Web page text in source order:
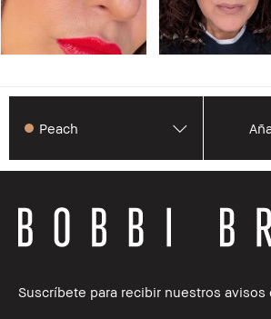
Peach
Suscríbete para recibir nuestros avisos